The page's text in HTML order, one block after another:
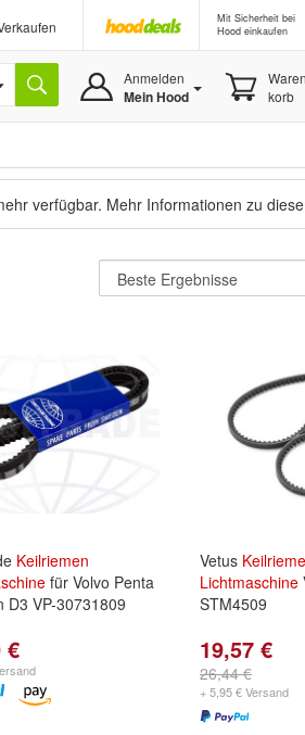
Mit Sicherheit bei
Hood einkaufen
Anmelden
Mein Hood
korb
verfügbar. Mehr Informationen zu
Keilriemen
für Volvo Penta
D3 VP-30731809
€
Vetus
Lichtmaschine
STM4509
19,57 €
26,44 €
+ 5,95 € Versand